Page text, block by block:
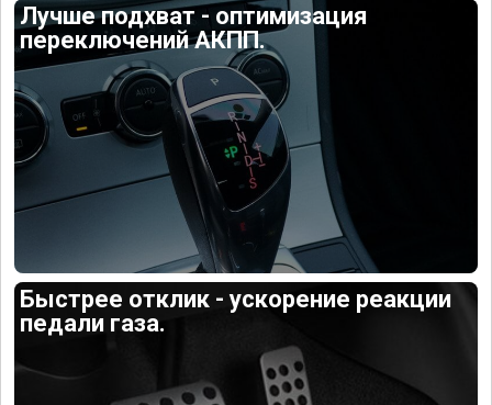
Лучше подхват - оптимизация
переключений АКПП.
Быстрее отклик - ускорение реакции
педали газа.